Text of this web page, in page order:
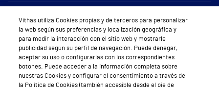
Sobre Vithas
Quiénes somos
Trabajar en Vithas
Teléfono Cita Médica
Vithas utiliza Cookies propias y de terceros para personalizar
la web según sus preferencias y localización geográfica y
para medir la interacción con el sitio web y mostrarle
publicidad según su perfil de navegación. Puede denegar,
aceptar su uso o configurarlas con los correspondientes
botones. Puede acceder a la información completa sobre
nuestras Cookies y configurar el consentimiento a través de
la Política de Cookies (también accesible desde el pie de